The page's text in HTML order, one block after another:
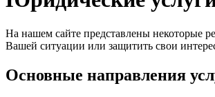
На нашем сайте представлены некоторые
Вашей ситуации или защитить свои
Основные направления